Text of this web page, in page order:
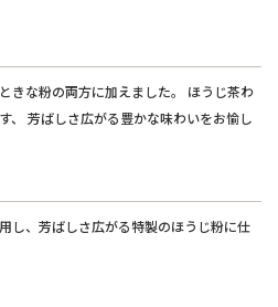
きな粉の両方に加えました。 ほうじ茶わ
、 芳ばしさ広がる豊かな味わいをお愉し
し、芳ばしさ広がる特製のほうじ粉に仕